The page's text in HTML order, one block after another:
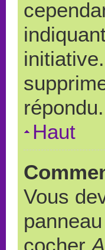
répondu.
Haut
Vous
cocher